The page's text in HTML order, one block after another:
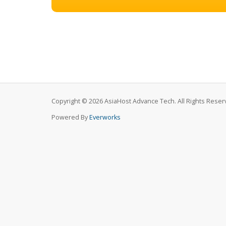
Copyright © 2026 AsiaHost Advance Tech. All Rights
Powered ByEverworks